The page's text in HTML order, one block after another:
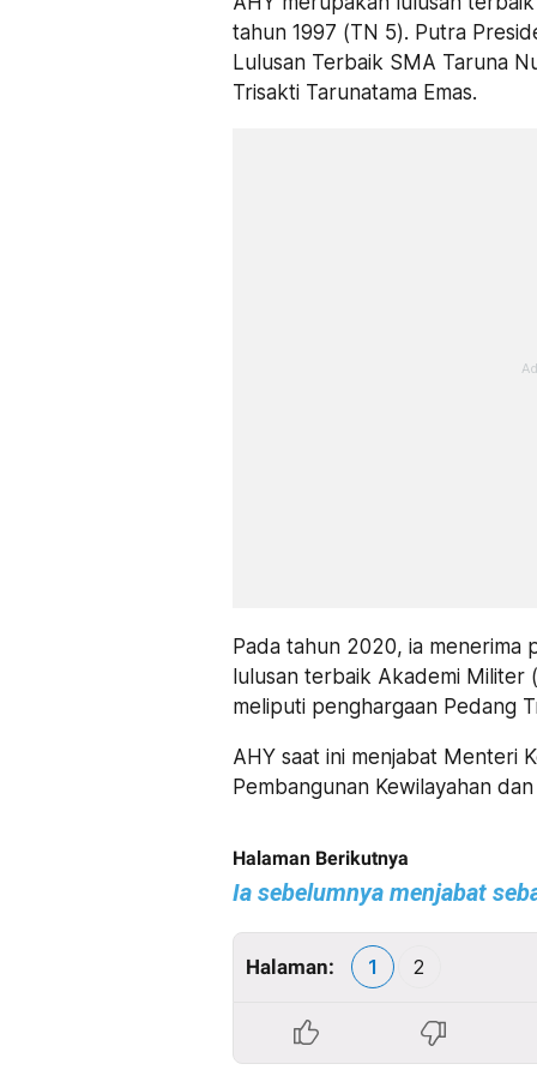
tahun 1997 (TN 5). Putra
Lulusan Terbaik SMA Taruna
Trisakti Tarunatama Emas.
Pada tahun 2020, ia menerima
lulusan terbaik Akademi
meliputi penghargaan Pedang
AHY saat ini menjabat Menteri
Pembangunan Kewilayahan
Halaman Berikutnya
Ia sebelumnya menjabat
Halaman: 1 2